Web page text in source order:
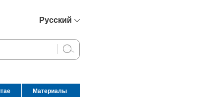
Русский
English
Español
Материалы